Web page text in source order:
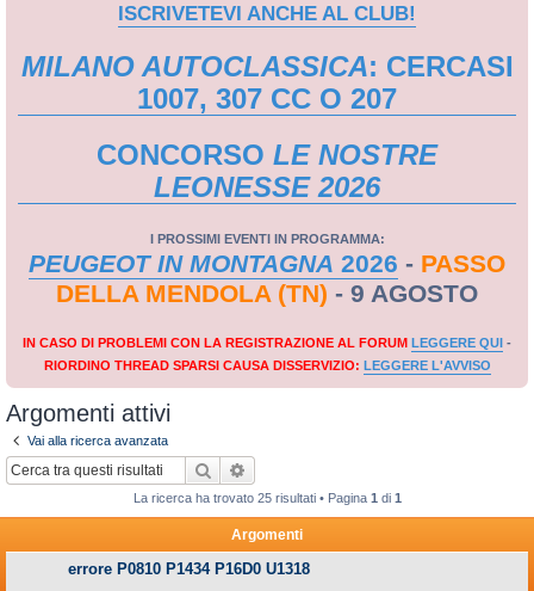
ISCRIVETEVI ANCHE AL CLUB!
MILANO AUTOCLASSICA: CERCASI
1007, 307 CC O 207
CONCORSO LE NOSTRE
LEONESSE 2026
I PROSSIMI EVENTI IN PROGRAMMA:
PEUGEOT IN MONTAGNA 2026 - PASSO
DELLA MENDOLA (TN) - 9 AGOSTO
IN CASO DI PROBLEMI CON LA REGISTRAZIONE AL FORUM LEGGERE QUI -
RIORDINO THREAD SPARSI CAUSA DISSERVIZIO: LEGGERE L'AVVISO
Argomenti attivi
Vai alla ricerca avanzata
Cerca
La ricerca ha trovato 25 risultati • Pagina 1 di 1
Argomenti
errore P0810 P1434 P16D0 U1318